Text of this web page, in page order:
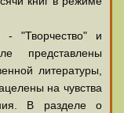
"Творчество" и
представлены
литературы,
на чувства
В разделе о